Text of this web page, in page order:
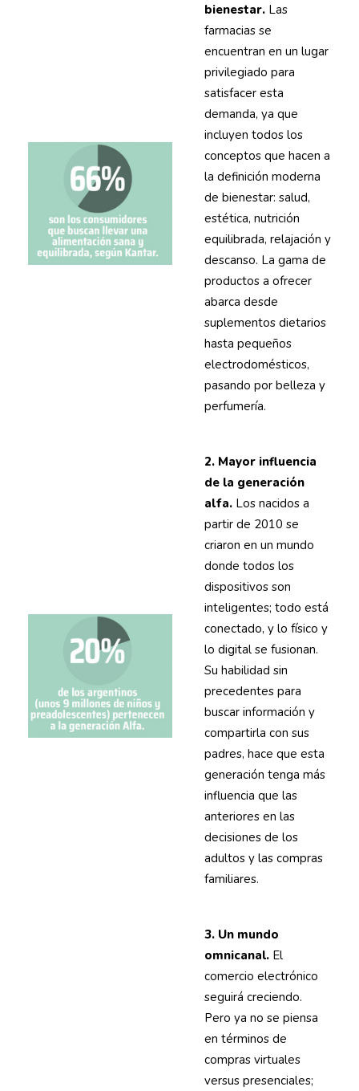
bienestar. Las
farmacias se
encuentran en un lugar
privilegiado para
satisfacer esta
demanda, ya que
incluyen todos los
conceptos que hacen a
la definición moderna
de bienestar: salud,
estética, nutrición
equilibrada, relajación y
descanso. La gama de
productos a ofrecer
abarca desde
suplementos dietarios
hasta pequeños
electrodomésticos,
pasando por belleza y
perfumería.
2. Mayor influencia
de la generación
alfa. Los nacidos a
partir de 2010 se
criaron en un mundo
donde todos los
dispositivos son
inteligentes; todo está
conectado, y lo físico y
lo digital se fusionan.
Su habilidad sin
precedentes para
buscar información y
compartirla con sus
padres, hace que esta
generación tenga más
influencia que las
anteriores en las
decisiones de los
adultos y las compras
familiares.
3. Un mundo
omnicanal. El
comercio electrónico
seguirá creciendo.
Pero ya no se piensa
en términos de
compras virtuales
versus presenciales;